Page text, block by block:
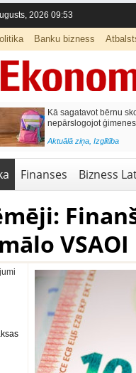
2026 09:53
Banku bizness
Kā sagatavot bērnu
nepārslogojot
Aktuālā ziņa, Izglītība
Finanses Bizness